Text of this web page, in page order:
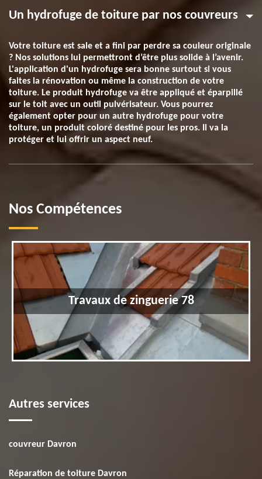
Un hydrofuge de toiture par nos couvreurs
Votre toiture est sale et a fini par perdre sa couleur originale
? Nos solutions lui permettront d’être plus solide à l’avenir.
L'application d'un hydrofuge sera bonne surtout si vous
faites la rénovation ou même la construction de votre
toiture. Le produit hydrofuge va être appliqué et éparpillé
sur le toit avec un outil pulvérisateur. Vous pourrez
également opter pour un autre hydrofuge pour votre
toiture, un produit coloré destiné pour les pros. Il va la
protéger et lui offrir un aspect neuf.
Nos Compétences
Travaux de zinguerie 78
Autres services
couvreur Davron
Réparation de toiture Davron